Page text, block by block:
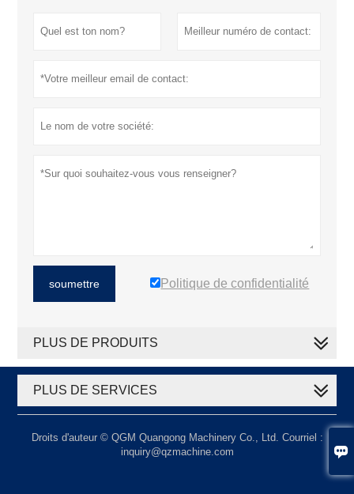

soumettre Politique de confidentialité
PLUS DE PRODUITS
PLUS DE SERVICES
Droits d'auteur © QGM Quangong Machinery Co., Ltd. Courriel :
inquiry@qzmachine.com